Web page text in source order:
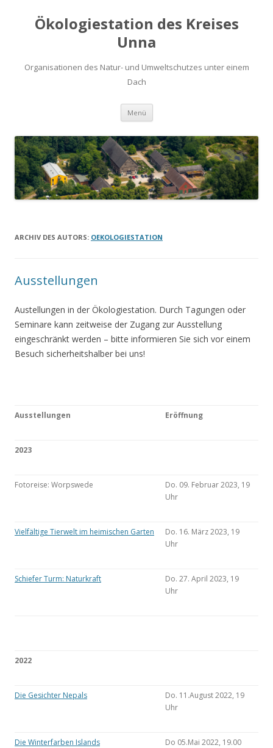
Ökologiestation des Kreises
Unna
Organisationen des Natur- und Umweltschutzes unter einem
Dach
Menü Zum
springen
ARCHIV DES AUTORS: OEKOLOGIESTATION
Ausstellungen
Austellungen in der Ökologiestation. Durch Tagungen oder
Seminare kann zeitweise der Zugang zur Ausstellung
eingeschränkt werden – bitte informieren Sie sich vor einem
Besuch sicherheitshalber bei uns!
Ausstellungen Eröffnung
2023
Fotoreise: Worpswede
Do. 09. Februar 2023, 19
Uhr
Vielfältige Tierwelt im heimischen Garten
Do. 16. März 2023, 19
Uhr
Schiefer Turm: Naturkraft
Do. 27. April 2023, 19
Uhr
2022
Die Gesichter Nepals
Do. 11.August 2022, 19
Uhr
Die Winterfarben Islands
Do 05.Mai 2022, 19.00